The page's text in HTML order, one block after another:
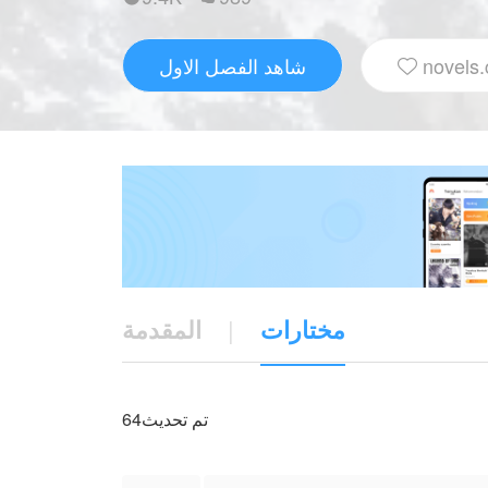
رفاقه (كاي، إيلارا، زيدان، أوليفر، جين،
مهارة "فتح الباب" التي تسحب الخصم إلى
عالم خاص لكل مقاتل.
"أوريان" بعالم متقدم من الأبراج والجسور
ضد قادة الشياطين الخمسة. في النهاية،
مصير كل العوالم.
NovelToonتم نشر هذا العمل بترخيص من Yacin Ahmed NovelToon ، والمحتوى هو فقط وجهات نظر
شاهد الفصل الاول 
المقدمة | مختارات
64تم تحديث